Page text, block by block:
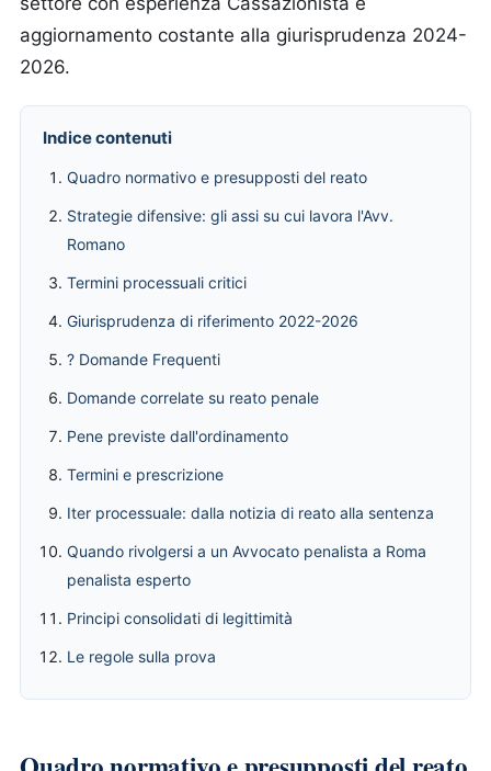
aggiornamento costante alla giurisprudenza 2024-
2026.
Indice contenuti
Quadro normativo e presupposti del reato
Strategie difensive: gli assi su cui lavora l'Avv.
Romano
Termini processuali critici
Giurisprudenza di riferimento 2022-2026
? Domande Frequenti
Domande correlate su reato penale
Pene previste dall'ordinamento
Termini e prescrizione
Iter processuale: dalla notizia di reato alla sentenza
Quando rivolgersi a un Avvocato penalista a Roma
penalista esperto
Principi consolidati di legittimità
Le regole sulla prova